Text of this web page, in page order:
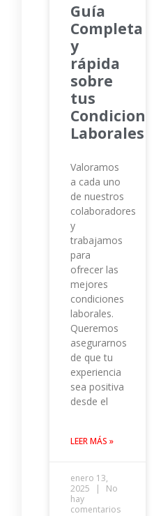
Guía
Completa
y
rápida
sobre
tus
Condiciones
Laborales
Valoramos
a cada uno
de nuestros
colaboradores
y
trabajamos
para
ofrecer las
mejores
condiciones
laborales.
Queremos
asegurarnos
de que tu
experiencia
sea positiva
desde el
LEER MÁS »
enero 13,
2025
No
hay
comentarios